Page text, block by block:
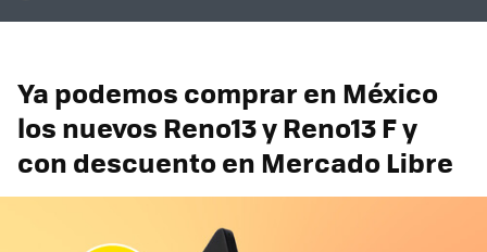
Ya podemos comprar en México
los nuevos Reno13 y Reno13 F y
con descuento en Mercado Libre